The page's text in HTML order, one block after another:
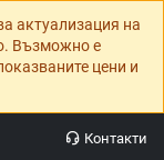
актуализация на
Възможно е
цени и
Контакти